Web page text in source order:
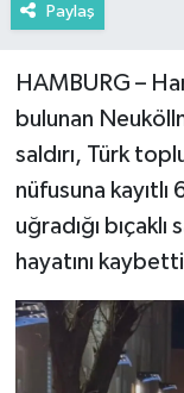
Paylaş
HAMBURG –
bulunan
saldırı, Türk
nüfusuna kayıtlı
uğradığı bıçaklı
hayatını